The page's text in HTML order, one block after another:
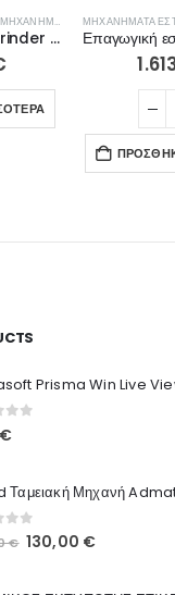
ΜΗΧΑΝΉΜΑΤΑ ΕΣΤΊΑΣΗΣ
Espresso coffee grinder Santos 55 Silent automatic
ΜΗΧΑΝΉΜΑΤΑ
Prisma Win Live
of 5
€
of 5
€ Original
130,00 €Η